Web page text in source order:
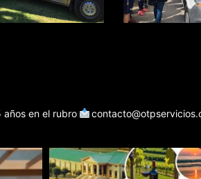
años en el rubro